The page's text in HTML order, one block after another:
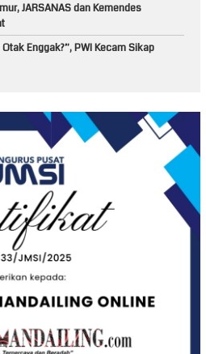
JARSANAS dan Kemendes
Enggak?”, PWI Kecam Sikap